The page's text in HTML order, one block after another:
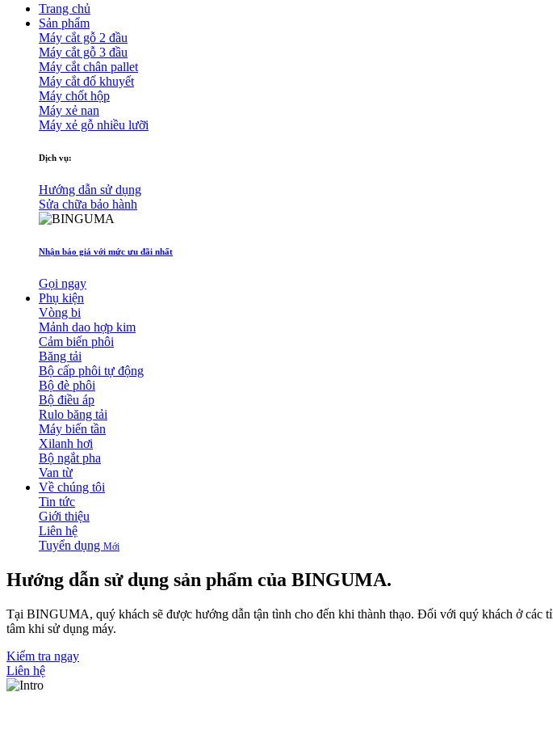
Trang chủ
Sản phẩm
Máy cắt gỗ 2 đầu
Máy cắt gỗ 3 đầu
Máy cắt chân pallet
Máy cắt đố khuyết
Máy chốt hộp
Máy xẻ nan
Máy xẻ gỗ nhiều lưỡi
Dịch vụ:
Hướng dẫn sử dụng
Sửa chữa bảo hành
Nhận báo giá với mức ưu đãi nhất
Gọi ngay
Phụ kiện
Vòng bi
Mảnh dao hợp kim
Cảm biến phôi
Băng tải
Bộ cấp phôi tự động
Bộ đè phôi
Bộ điều áp
Rulo băng tải
Máy biến tần
Xilanh hơi
Bộ ngắt pha
Van từ
Về chúng tôi
Tin tức
Giới thiệu
Liên hệ
Tuyển dụng Mới
Hướng dẫn sử dụng sản phẩm của BINGUMA.
Tại BINGUMA, quý khách sẽ được hướng dẫn tận tình cho đến khi thành thạo. Đối với quý khách ở
tâm khi sử dụng máy.
Kiểm tra ngay
Liên hệ